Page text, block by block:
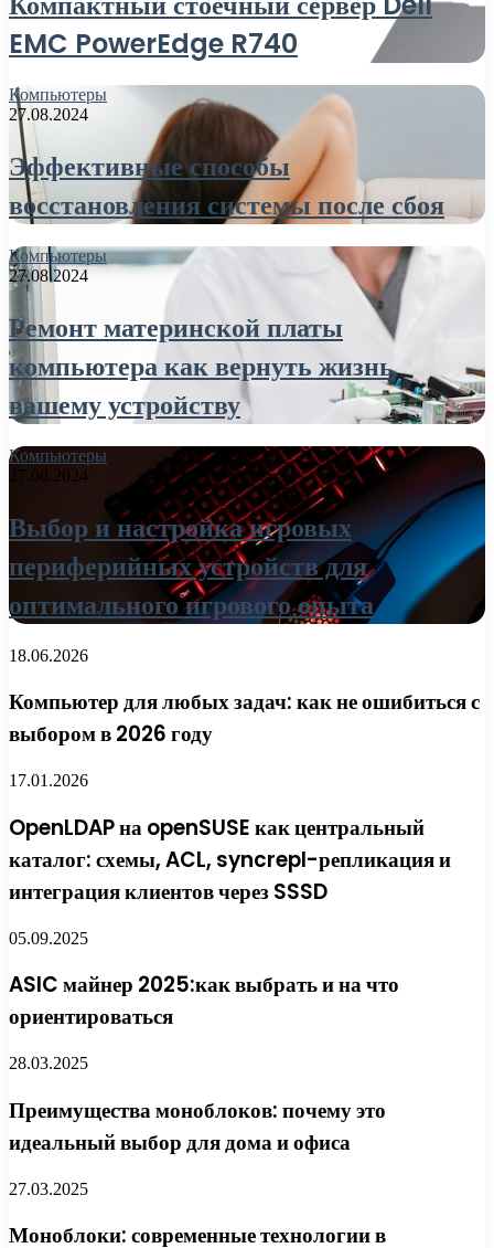
EMC PowerEdge R740
Компьютеры
27.08.2024
Эффективные способы
восстановления системы после сбоя
Компьютеры
27.08.2024
Ремонт материнской платы
компьютера как вернуть жизнь
вашему устройству
Компьютеры
27.08.2024
Выбор и настройка игровых
периферийных устройств для
оптимального игрового опыта
18.06.2026
Компьютер для любых задач: как не ошибиться с
выбором в 2026 году
17.01.2026
OpenLDAP на openSUSE как центральный
каталог: схемы, ACL, syncrepl-репликация и
интеграция клиентов через SSSD
05.09.2025
ASIC майнер 2025:как выбрать и на что
ориентироваться
28.03.2025
Преимущества моноблоков: почему это
идеальный выбор для дома и офиса
27.03.2025
Моноблоки: современные технологии в